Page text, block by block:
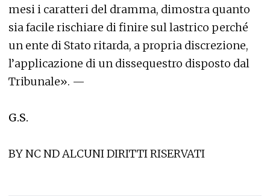
mesi i caratteri del dramma, dimostra quanto
sia facile rischiare di finire sul lastrico perché
un ente di Stato ritarda, a propria discrezione,
l’applicazione di un dissequestro disposto dal
Tribunale». —
G.S.
BY NC ND ALCUNI DIRITTI RISERVATI